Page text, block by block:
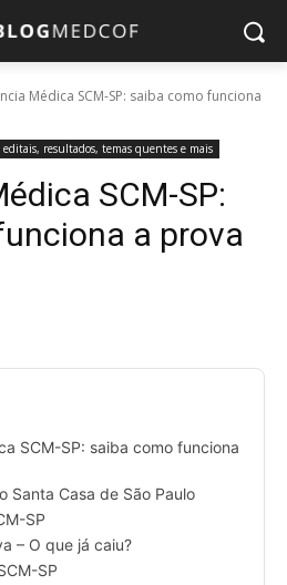
Médica SCM-SP: saiba como funciona
editais, resultados, temas quentes e mais
SCM-SP:
a prova
SCM-SP: saiba como funciona
Santa Casa de São Paulo
SP
– O que já caiu?
SP